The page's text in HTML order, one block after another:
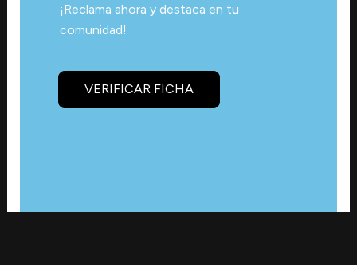
¡Reclama ahora y destaca en tu
comunidad!
VERIFICAR FICHA